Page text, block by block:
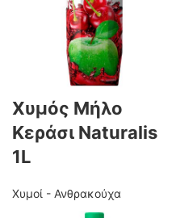
Χυμός Μήλο
Κεράσι Naturalis
1L
Χυμοί - Ανθρακούχα